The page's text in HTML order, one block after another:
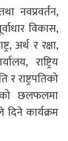
नवप्रवर्तन,
विकास,
अर्थ र रक्षा,
राष्ट्रिय
राष्ट्रपतिको
छलफलमा
दिने कार्यक्रम